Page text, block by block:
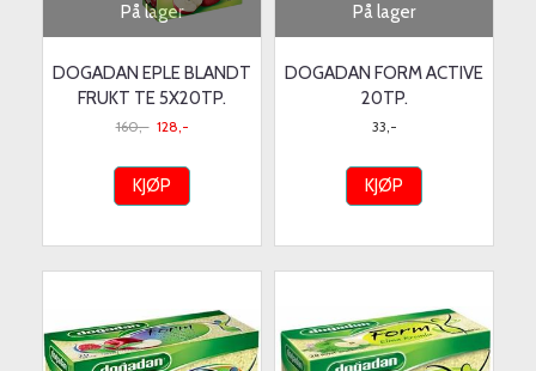
På lager
DOGADAN EPLE BLANDT
FRUKT TE 5X20TP.
160,- 128,-
KJØP
På lager
DOGADAN FORM ACTIVE
20TP.
33,-
KJØP